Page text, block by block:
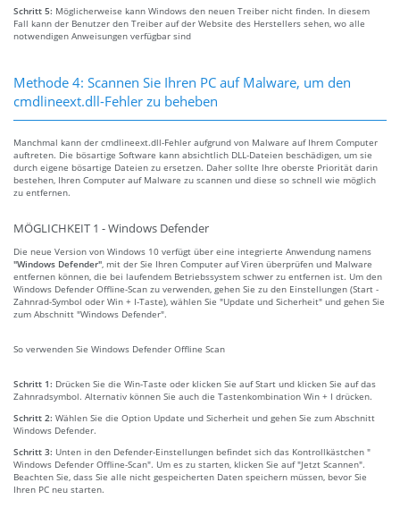
Schritt 5: Möglicherweise kann Windows den neuen Treiber nicht finden. In diesem
Fall kann der Benutzer den Treiber auf der Website des Herstellers sehen, wo alle
notwendigen Anweisungen verfügbar sind
Methode 4: Scannen Sie Ihren PC auf Malware, um den
cmdlineext.dll-Fehler zu beheben
Manchmal kann der cmdlineext.dll-Fehler aufgrund von Malware auf Ihrem Computer
auftreten. Die bösartige Software kann absichtlich DLL-Dateien beschädigen, um sie
durch eigene bösartige Dateien zu ersetzen. Daher sollte Ihre oberste Priorität darin
bestehen, Ihren Computer auf Malware zu scannen und diese so schnell wie möglich
zu entfernen.
MÖGLICHKEIT 1 - Windows Defender
Die neue Version von Windows 10 verfügt über eine integrierte Anwendung namens
"Windows Defender" , mit der Sie Ihren Computer auf Viren überprüfen und Malware
entfernen können, die bei laufendem Betriebssystem schwer zu entfernen ist. Um den
Windows Defender Offline-Scan zu verwenden, gehen Sie zu den Einstellungen (Start -
Zahnrad-Symbol oder Win + I-Taste), wählen Sie "Update und Sicherheit" und gehen Sie
zum Abschnitt "Windows Defender".
So verwenden Sie Windows Defender Offline Scan
Schritt 1: Drücken Sie die Win-Taste oder klicken Sie auf Start und klicken Sie auf das
Zahnradsymbol. Alternativ können Sie auch die Tastenkombination Win + I drücken.
Schritt 2: Wählen Sie die Option Update und Sicherheit und gehen Sie zum Abschnitt
Windows Defender.
Schritt 3: Unten in den Defender-Einstellungen befindet sich das Kontrollkästchen "
Windows Defender Offline-Scan". Um es zu starten, klicken Sie auf "Jetzt Scannen".
Beachten Sie, dass Sie alle nicht gespeicherten Daten speichern müssen, bevor Sie
Ihren PC neu starten.